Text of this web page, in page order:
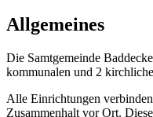
Allgemeines
Die Samtgemeinde
kommunalen und 2
Alle Einrichtungen
Zusammenhalt vor Ort.